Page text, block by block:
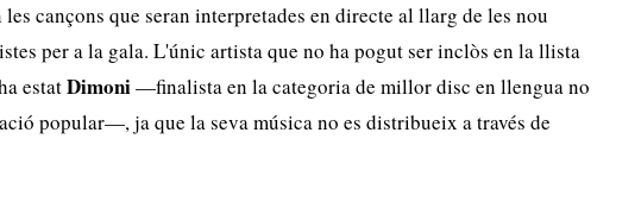
cançons que seran interpretades en directe al llarg de les nou
per a la gala. L'únic artista que no ha pogut ser inclòs en la llista
estatDimoni—finalista en la categoria de millor disc en llengua no
popular—, ja que la seva música no es distribueix a través de